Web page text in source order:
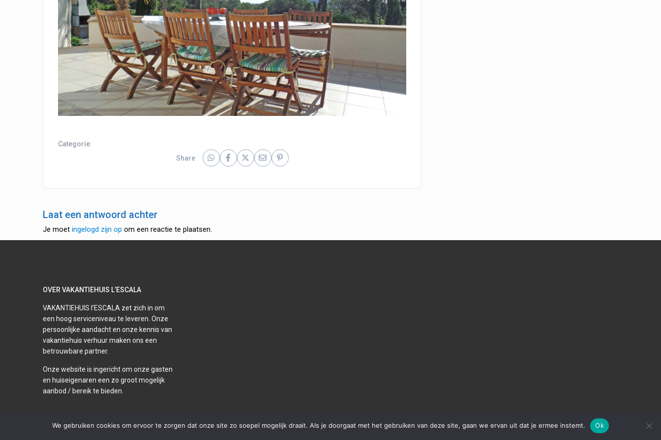
Categorie:
Share
Laat een antwoord achter
Je moet ingelogd zijn op om een reactie te plaatsen.
OVER VAKANTIEHUIS L’ESCALA
VAKANTIEHUIS l’ESCALA zet zich in om
een hoog serviceniveau te leveren. Onze
persoonlijke aandacht en onze kennis van
vakantiehuis verhuur maken ons een
betrouwbare partner.
Onze website is ingericht om onze gasten
en huiseigenaren een zo groot mogelijk
aanbod / bereik te bieden.
We gebruiken cookies om ervoor te zorgen dat onze site zo soepel mogelijk draait. Als je doorgaat met het gebruiken van deze site, gaan we ervan uit dat je ermee instemt. Ok